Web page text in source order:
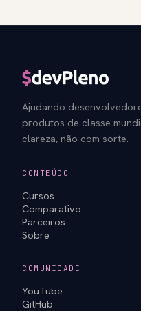
Ajudando
produtos de classe
clareza, não com sorte.
CONTEÚDO
Cursos
Comparativo
Parceiros
Sobre
COMUNIDADE
YouTube
GitHub